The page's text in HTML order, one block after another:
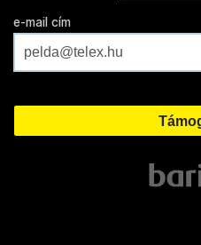
e-mail cím